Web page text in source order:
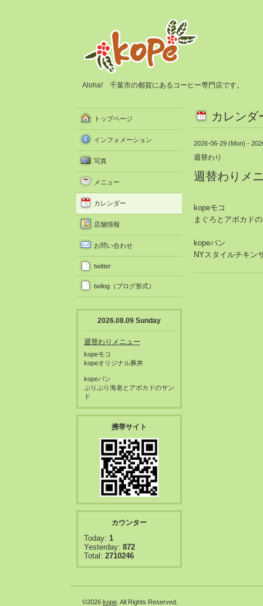
Aloha! 千葉市の都賀にあるコーヒー専門店です。
カレンダ
2026-06-29 (Mon) -
週替わり
週替わりメ
kopeモコ
まぐろとアボカド
kopeパン
NYスタイルチキン
トップページ
インフォメーション
写真
メニュー
カレンダー
店舗情報
お問い合わせ
twitter
twilog（ブログ形式）
2026.08.09 Sunday
週替わりメニュー
kopeモコ
kopeオリジナル豚丼
kopeパン
ぷりぷり海老とアボカドのサン
ド
携帯サイト
カウンター
Today: 1
Yesterday: 872
Total: 2710246
©2026 kope . All Rights Reserved.